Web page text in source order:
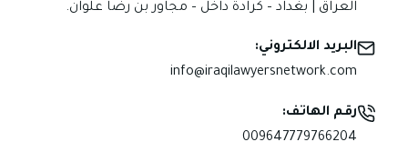
العراق | بغداد – كرادة داخل – مجاور بن رضا علوان.
البريد الالكتروني:
info@iraqilawyersnetwork.com
رقم الهاتف:
009647779766204